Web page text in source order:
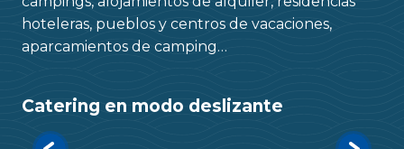
hoteleras, pueblos y centros de vacaciones,
aparcamientos de camping…
Catering en modo deslizante